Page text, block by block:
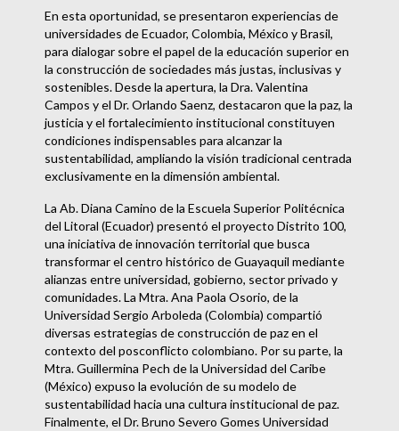
En esta oportunidad, se presentaron experiencias de
universidades de Ecuador, Colombia, México y Brasil,
para dialogar sobre el papel de la educación superior en
la construcción de sociedades más justas, inclusivas y
sostenibles. Desde la apertura, la Dra. Valentina
Campos y el Dr. Orlando Saenz, destacaron que la paz, la
justicia y el fortalecimiento institucional constituyen
condiciones indispensables para alcanzar la
sustentabilidad, ampliando la visión tradicional centrada
exclusivamente en la dimensión ambiental.
La Ab. Diana Camino de la Escuela Superior Politécnica
del Litoral (Ecuador) presentó el proyecto Distrito 100,
una iniciativa de innovación territorial que busca
transformar el centro histórico de Guayaquil mediante
alianzas entre universidad, gobierno, sector privado y
comunidades. La Mtra. Ana Paola Osorio, de la
Universidad Sergio Arboleda (Colombia) compartió
diversas estrategias de construcción de paz en el
contexto del posconflicto colombiano. Por su parte, la
Mtra. Guillermina Pech de la Universidad del Caribe
(México) expuso la evolución de su modelo de
sustentabilidad hacia una cultura institucional de paz.
Finalmente, el Dr. Bruno Severo Gomes Universidad